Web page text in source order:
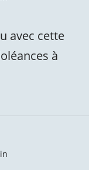
avec cette
à